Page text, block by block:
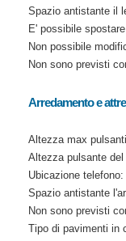
Spazio antistante il
E' possibile
Non possibile
Non sono previsti
Arredamento e
Altezza max
Altezza pulsante
Ubicazione
Spazio antistante
Non sono previsti
Tipo di pavimenti in